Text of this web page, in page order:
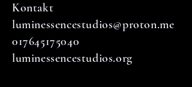
Kontakt
luminessencestudios@proton.me
017645175040
luminessencestudios.org